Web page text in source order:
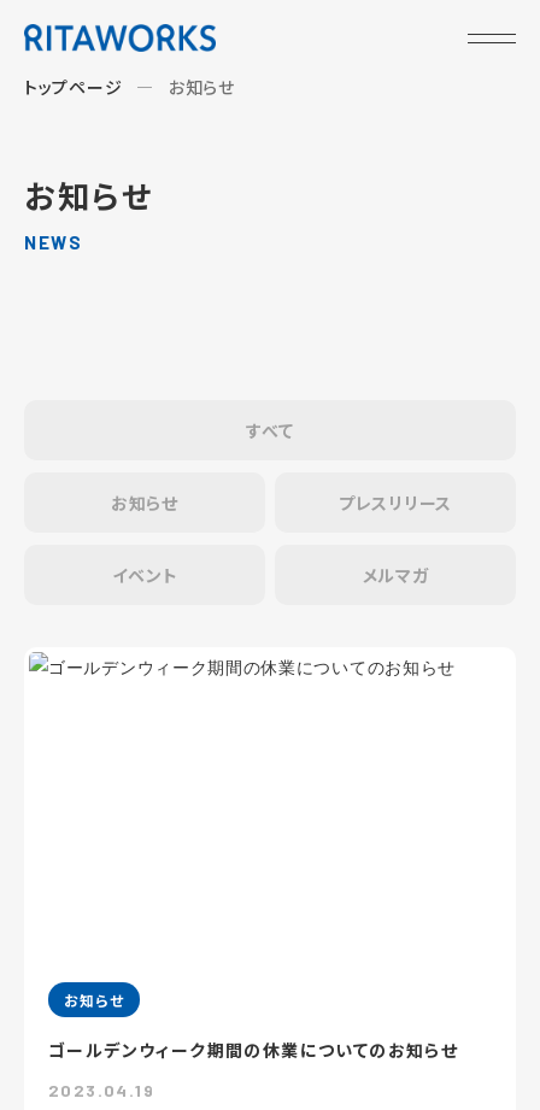
トップページ お知らせ
お知らせ
NEWS
すべて
お知らせ プレスリリース
イベント メルマガ
お知らせ
ゴールデンウィーク期間の休業についてのお知らせ
2023.04.19